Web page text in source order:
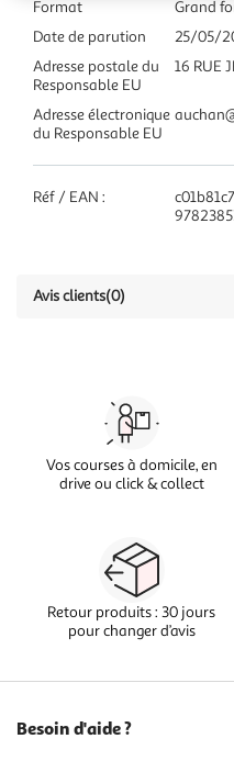
Format
Grand
Date de parution
25/05/
Adresse postale du
Responsable EU
16 RUE
Adresse électronique
du Responsable EU
Réf / EAN :
Avis clients(0)
Vos courses à domicile, en
drive ou click & collect
Retour produits : 30 jours
pour changer d’avis
Besoin d'aide ?